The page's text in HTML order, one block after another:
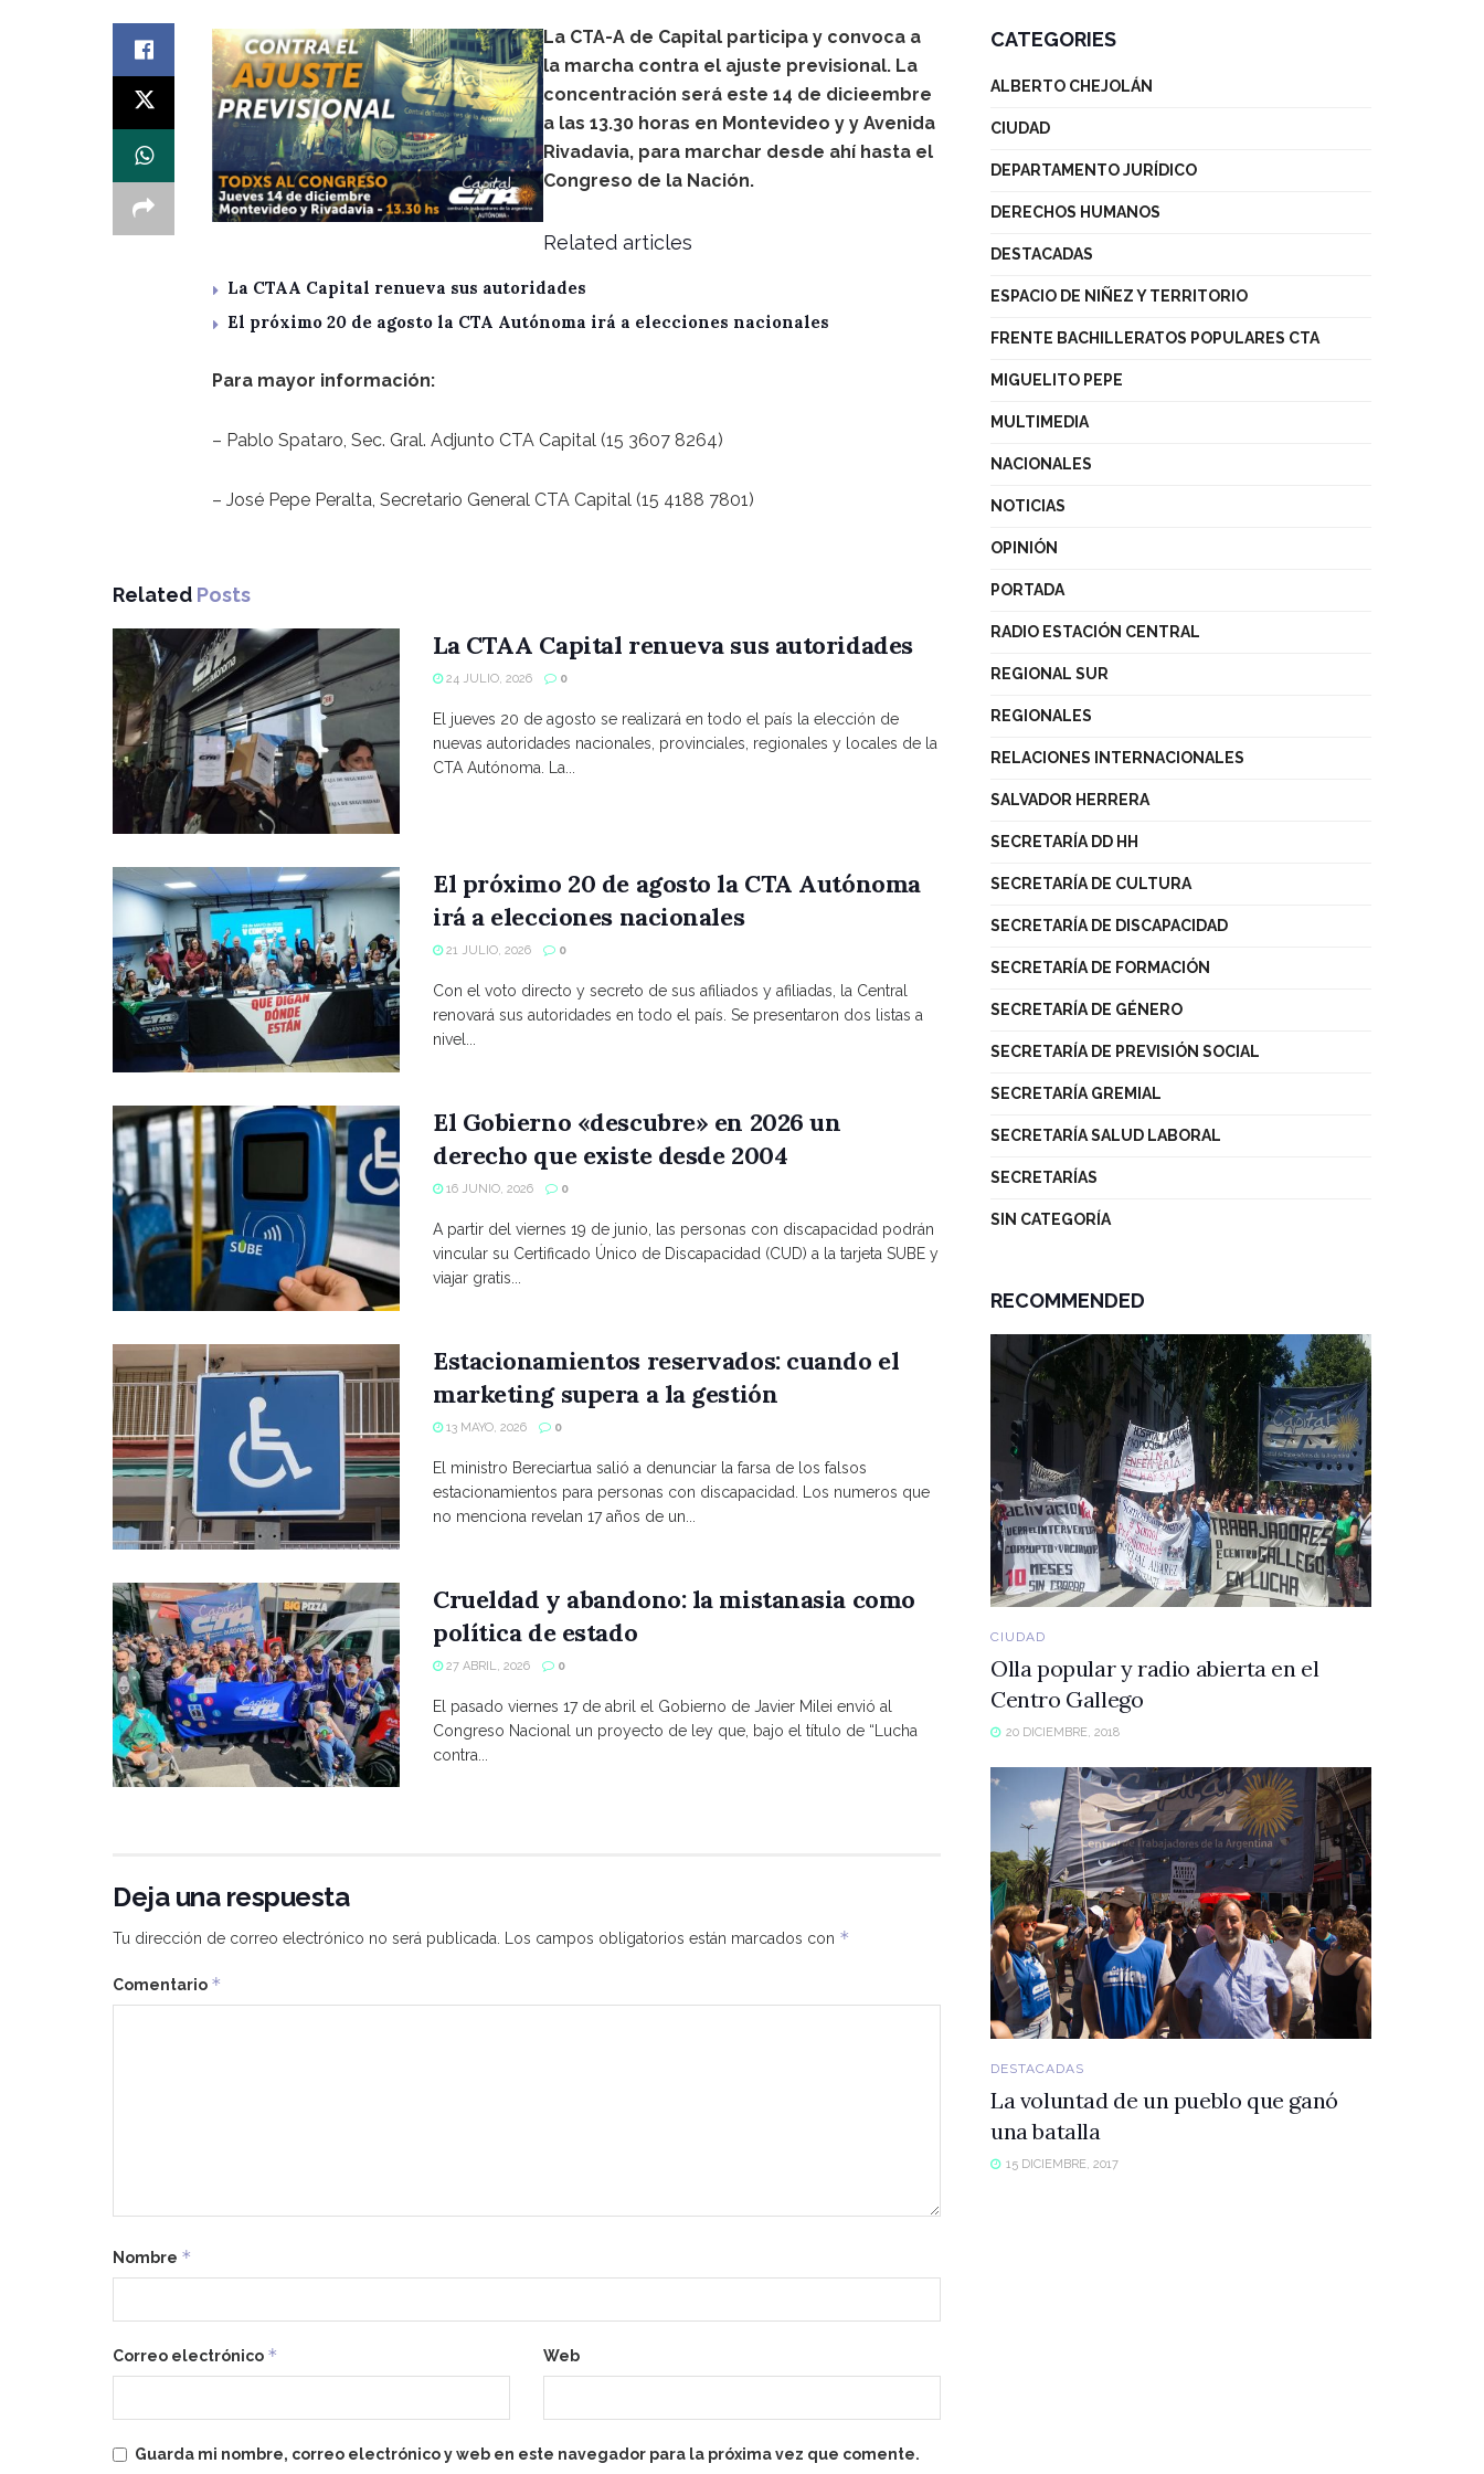
La CTA-A de Capital participa y convoca a
la marcha contra el ajuste previsional. La
concentración será este 14 de dicieembre
a las 13.30 horas en Montevideo y y Avenida
Rivadavia, para marchar desde ahí hasta el
Congreso de la Nación.
Related articles
La CTAA Capital renueva sus autoridades
El próximo 20 de agosto la CTA Autónoma irá a elecciones nacionales
Para mayor información:
– Pablo Spataro, Sec. Gral. Adjunto CTA Capital (15 3607 8264)
– José Pepe Peralta, Secretario General CTA Capital (15 4188 7801)
Related Posts
La CTAA Capital renueva sus autoridades
24 JULIO, 2026 0
El jueves 20 de agosto se realizará en todo el país la elección de
nuevas autoridades nacionales, provinciales, regionales y locales de la
CTA Autónoma. La...
El próximo 20 de agosto la CTA Autónoma
irá a elecciones nacionales
21 JULIO, 2026 0
Con el voto directo y secreto de sus afiliados y afiliadas, la Central
renovará sus autoridades en todo el país. Se presentaron dos listas a
nivel...
El Gobierno «descubre» en 2026 un
derecho que existe desde 2004
16 JUNIO, 2026 0
A partir del viernes 19 de junio, las personas con discapacidad podrán
vincular su Certificado Único de Discapacidad (CUD) a la tarjeta SUBE y
viajar gratis...
Estacionamientos reservados: cuando el
marketing supera a la gestión
13 MAYO, 2026 0
El ministro Bereciartua salió a denunciar la farsa de los falsos
estacionamientos para personas con discapacidad. Los numeros que
no menciona revelan 17 años de un...
Crueldad y abandono: la mistanasia como
política de estado
27 ABRIL, 2026 0
El pasado viernes 17 de abril el Gobierno de Javier Milei envió al
Congreso Nacional un proyecto de ley que, bajo el título de “Lucha
contra...
Deja una respuesta
Tu dirección de correo electrónico no será publicada. Los campos obligatorios están marcados con *
Comentario *
Nombre *
Correo electrónico * Web
Guarda mi nombre, correo electrónico y web en este navegador para la próxima vez que comente.
CATEGORIES
ALBERTO CHEJOLÁN
CIUDAD
DEPARTAMENTO JURÍDICO
DERECHOS HUMANOS
DESTACADAS
ESPACIO DE NIÑEZ Y TERRITORIO
FRENTE BACHILLERATOS POPULARES CTA
MIGUELITO PEPE
MULTIMEDIA
NACIONALES
NOTICIAS
OPINIÓN
PORTADA
RADIO ESTACIÓN CENTRAL
REGIONAL SUR
REGIONALES
RELACIONES INTERNACIONALES
SALVADOR HERRERA
SECRETARÍA DD HH
SECRETARÍA DE CULTURA
SECRETARÍA DE DISCAPACIDAD
SECRETARÍA DE FORMACIÓN
SECRETARÍA DE GÉNERO
SECRETARÍA DE PREVISIÓN SOCIAL
SECRETARÍA GREMIAL
SECRETARÍA SALUD LABORAL
SECRETARÍAS
SIN CATEGORÍA
RECOMMENDED
CIUDAD
Olla popular y radio abierta en el
Centro Gallego
20 DICIEMBRE, 2018
DESTACADAS
La voluntad de un pueblo que ganó
una batalla
15 DICIEMBRE, 2017